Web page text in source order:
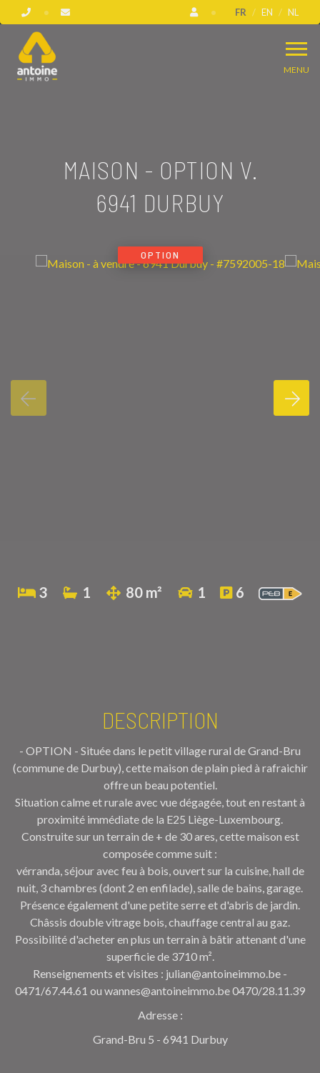
FR EN NL
MENU
MAISON - OPTION V.
6941 DURBUY
OPTION
3 1 80 m² 1 6
DESCRIPTION
- OPTION - Située dans le petit village rural de Grand-Bru
(commune de Durbuy), cette maison de plain pied à rafraichir
offre un beau potentiel.
Situation calme et rurale avec vue dégagée, tout en restant à
proximité immédiate de la E25 Liège-Luxembourg.
Construite sur un terrain de + de 30 ares, cette maison est
composée comme suit :
vérranda, séjour avec feu à bois, ouvert sur la cuisine, hall de
nuit, 3 chambres (dont 2 en enfilade), salle de bains, garage.
Présence également d'une petite serre et d'abris de jardin.
Châssis double vitrage bois, chauffage central au gaz.
Possibilité d'acheter en plus un terrain à bâtir attenant d'une
superficie de 3710 m².
Renseignements et visites : julian@antoineimmo.be -
0471/67.44.61 ou wannes@antoineimmo.be 0470/28.11.39
Adresse :
Grand-Bru 5 - 6941 Durbuy